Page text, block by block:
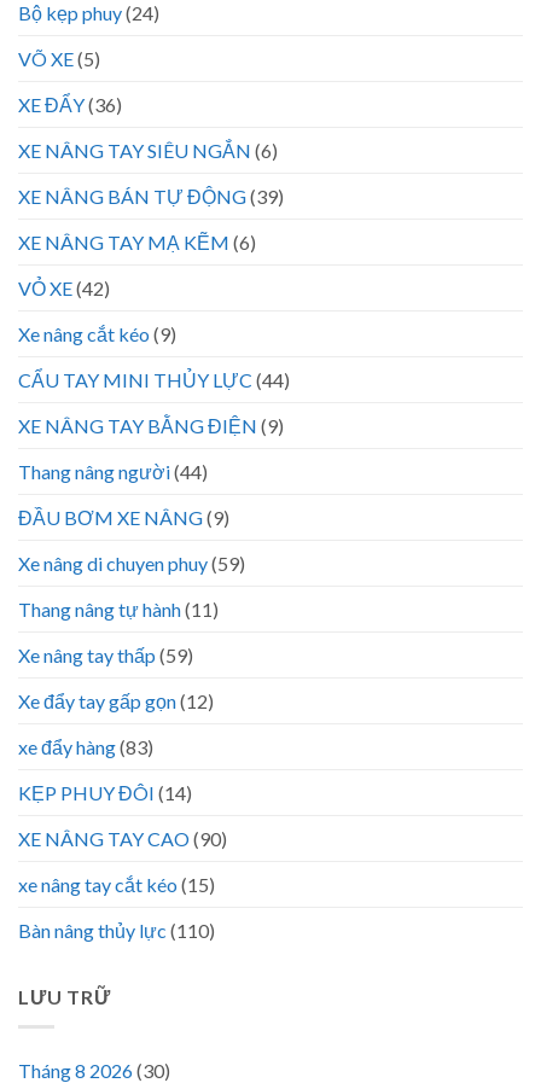
Bộ kẹp phuy(24)
VÕ XE(5)
XE ĐẨY(36)
XE NÂNG TAY SIÊU NGẮN (6)
XE NÂNG BÁN TỰ ĐỘNG(39)
XE NÂNG TAY MẠ KẼM (6)
VỎ XE(42)
Xe nâng cắt kéo (9)
CẨU TAY MINI THỦY LỰC (44)
XE NÂNG TAY BẰNG ĐIỆN (9)
Thang nâng người(44)
ĐẦU BƠM XE NÂNG(9)
Xe nâng di chuyen phuy(59)
Thang nâng tự hành(11)
Xe nâng tay thấp (59)
Xe đẩy tay gấp gọn(12)
xe đẩy hàng(83)
KẸP PHUY ĐÔI (14)
XE NÂNG TAY CAO(90)
xe nâng tay cắt kéo (15)
Bàn nâng thủy lực (110)
LƯU TRỮ
Tháng 8 2026(30)